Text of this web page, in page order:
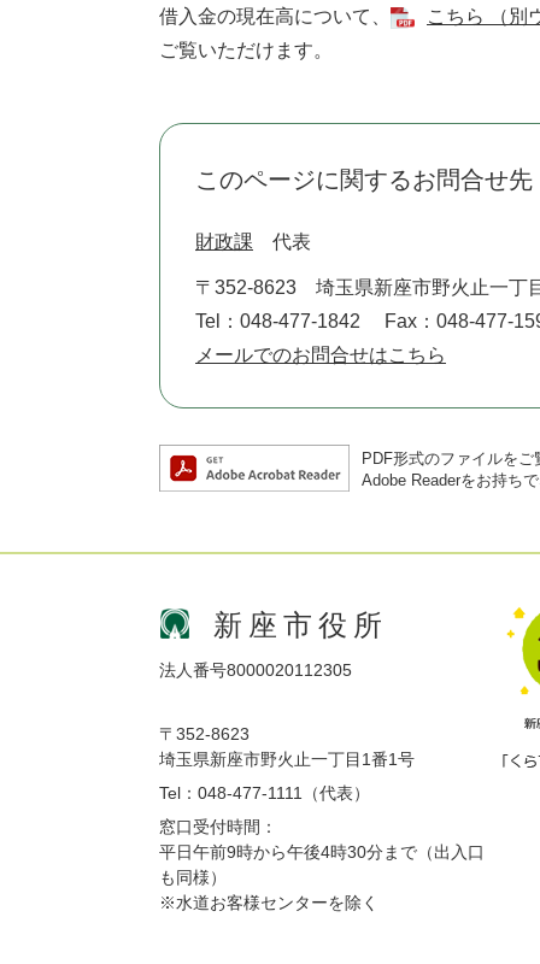
借入金の現在高について、
こちら （別
ご覧いただけます。
このページに関するお問合せ先
財政課 代表
〒352-8623
埼玉県新座市野火止一
Tel：048-477-1842
Fax：048-477-
メールでのお問合せはこちら
PDF形式のファイルを
Adobe Readerをお持ち
新座市役所
法人番号8000020112305
〒352-8623
埼玉県新座市野火止一丁目1番1号
Tel：048-477-1111（代表）
窓口受付時間：
平日午前9時から午後4時30分まで（出入口
も同様）
※水道お客様センターを除く